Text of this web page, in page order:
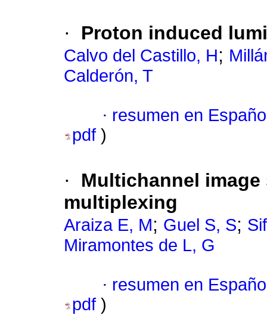
· Proton induced
Calvo del Castillo, H;
Calderón, T
· resumen en
pdf )
·
Multichannel
multiplexing
Araiza E, M; Guel S, S;
Miramontes de L, G
· resumen en
pdf )